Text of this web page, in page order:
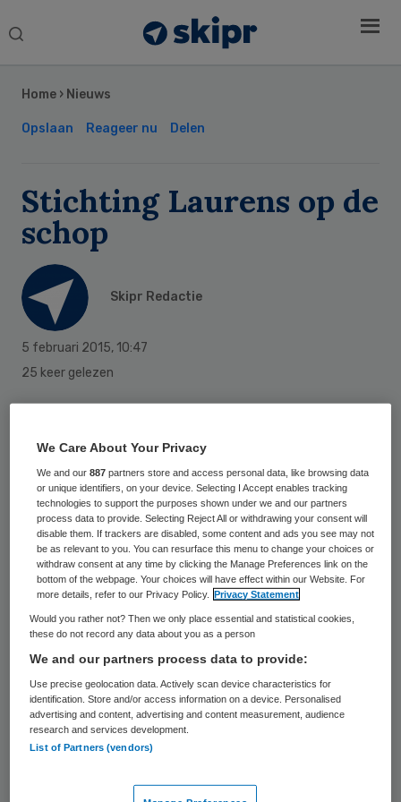
Search
Home › Nieuws
Opslaan Reageer nu Delen
Stichting Laurens op de
schop
Skipr Redactie
5 februari 2015, 10:47
25 keer gelezen
de organisatie om. De Rotterdamse
zorgaanbieder verkleint zijn directieteam,
stapt af van de regionale aanpak en geeft
meer verantwoordelijkheid aan
medewerkers. De voormalige
thuiszorgteams van Thuiszorg Rotterdam
werken al zo. De overige teams binnen
Laurens volgen in 2015.
De kern van de nieuwe
organisatiestructuur van Laurens worden
de ‘zelforganiserende teams’. Zorg wordt
verantwoordelijkheid van mensen zelf,
Sidebar
We Care About Your Privacy
We and our887 partners store and access personal data, like browsing data
or unique identifiers, on your device. Selecting I Accept enables tracking
technologies to support the purposes shown under we and our partners
process data to provide. Selecting Reject All or withdrawing your consent will
disable them. If trackers are disabled, some content and ads you see may not
be as relevant to you. You can resurface this menu to change your choices or
withdraw consent at any time by clicking the Manage Preferences link on the
bottom of the webpage. Your choices will have effect within our Website. For
more details, refer to our Privacy Policy.
Privacy Statement
Would you rather not? Then we only place essential and statistical cookies,
these do not record any data about you as a person
We and our partners process data to provide:
Use precise geolocation data. Actively scan device characteristics for
identification. Store and/or access information on a device. Personalised
advertising and content, advertising and content measurement, audience
research and services development.
List of Partners (vendors)